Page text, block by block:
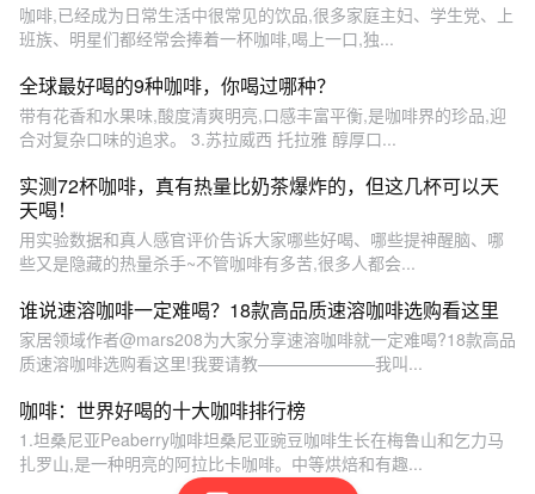
咖啡,已经成为日常生活中很常见的饮品,很多家庭主妇、学生党、上
班族、明星们都经常会捧着一杯咖啡,喝上一口,独...
全球最好喝的9种咖啡，你喝过哪种？
带有花香和水果味,酸度清爽明亮,口感丰富平衡,是咖啡界的珍品,迎
合对复杂口味的追求。 3.苏拉威西 托拉雅 醇厚口...
实测72杯咖啡，真有热量比奶茶爆炸的，但这几杯可以天
天喝！
用实验数据和真人感官评价告诉大家哪些好喝、哪些提神醒脑、哪
些又是隐藏的热量杀手~不管咖啡有多苦,很多人都会...
谁说速溶咖啡一定难喝？18款高品质速溶咖啡选购看这里
家居领域作者@mars208为大家分享速溶咖啡就一定难喝?18款高品
质速溶咖啡选购看这里!我要请教———————我叫...
咖啡：世界好喝的十大咖啡排行榜
1.坦桑尼亚Peaberry咖啡坦桑尼亚豌豆咖啡生长在梅鲁山和乞力马
扎罗山,是一种明亮的阿拉比卡咖啡。中等烘焙和有趣...